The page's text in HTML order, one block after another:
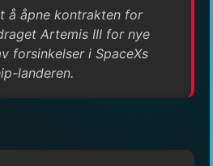
å åpne kontrakten for
Artemis III for nye
forsinkelser i SpaceXs
landeren.